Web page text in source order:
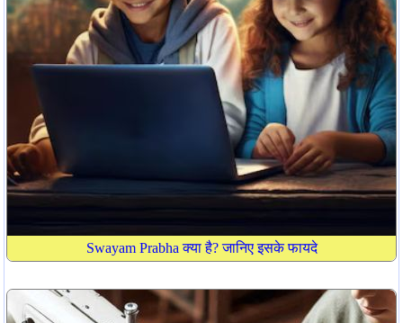
Swayam Prabha क्या है? जानिए इसके फायदे